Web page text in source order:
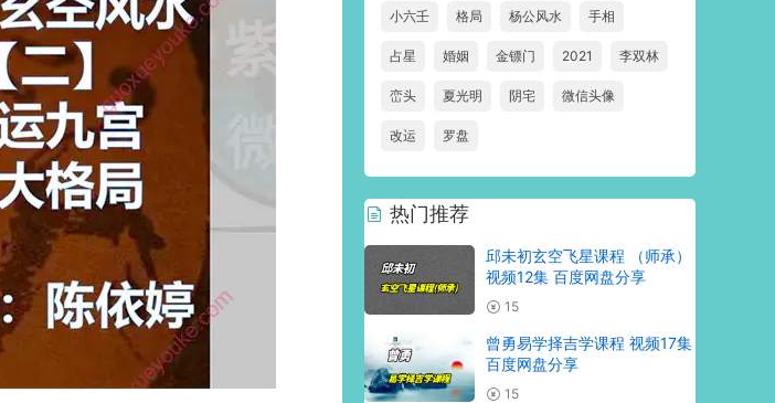
小六壬 格局 杨公风水 手相
占星 婚姻 金镖门 2021 李双林
峦头 夏光明 阴宅 微信头像
改运 罗盘
热门推荐
邱未初玄空飞星课程 （师承）
视频12集 百度网盘分享
15
曾勇易学择吉学课程 视频17集
百度网盘分享
15